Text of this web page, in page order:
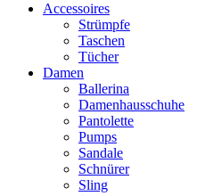
Accessoires
Strümpfe
Taschen
Tücher
Damen
Ballerina
Damenhausschuhe
Pantolette
Pumps
Sandale
Schnürer
Sling